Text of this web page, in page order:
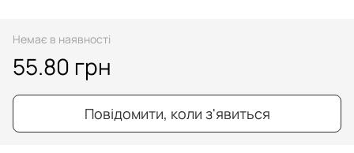
Немає в наявності
55.80 грн
Повідомити, коли з'явиться